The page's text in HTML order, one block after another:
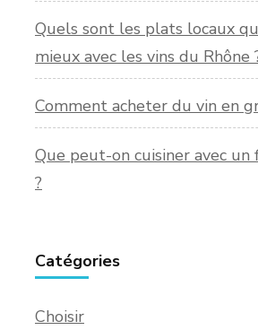
Quels sont les plats locaux
mieux avec les vins du Rhône
Comment acheter du vin en
Que peut-on cuisiner avec
?
Catégories
Choisir